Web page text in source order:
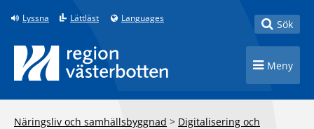
Till innehåll på sidan
Lyssna Lättläst Languages Toggle
Sök
Toggle
Meny
Näringsliv och samhällsbyggnad > Digitalisering och